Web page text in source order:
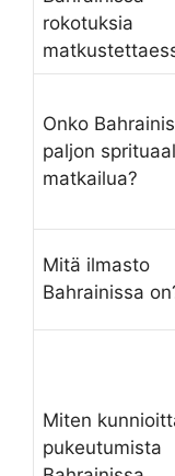
rokotuksia
Onko
paljon
matkailua?
Mitä ilmasto
Bahrainissa
Miten
pukeutumista